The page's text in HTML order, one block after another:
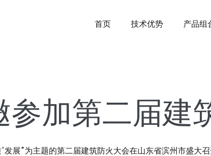
首页 技术优势 产品组
参加第二届建
发展”为主题的第二届建筑防火大会在山东省滨州市盛大